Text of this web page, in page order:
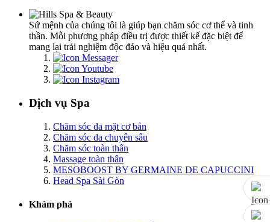
Sứ mệnh của chúng tôi là giúp bạn chăm sóc cơ thể và tinh
thần. Mỗi phương pháp điều trị được thiết kế đặc biệt để
mang lại trải nghiệm độc đáo và hiệu quả nhất.
Dịch vụ Spa
Chăm sóc da mặt cơ bản
Chăm sóc da chuyên sâu
Chăm sóc toàn thân
Massage toàn thân
MESOBOOST BY GERMAINE DE CAPUCCINI
Head Spa Sài Gòn
Khám phá